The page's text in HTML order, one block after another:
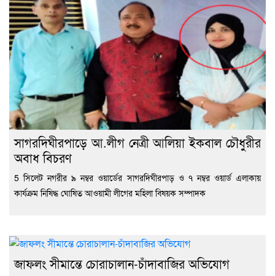
সাগরদিঘীরপাড়ে আ.লীগ নেত্রী আলিয়া ইকবাল চৌধুরীর
অবাধ বিচরণ
5 সিলেট নগরীর ৯ নম্বর ওয়ার্ডের সাগরদিঘীরপাড় ও ৭ নম্বর ওয়ার্ড এলাকায়
কার্যক্রম নিষিদ্ধ ঘোষিত আওয়ামী লীগের মহিলা বিষয়ক সম্পাদক
জাফলং সীমান্তে চোরাচালান-চাঁদাবাজির অভিযোগ